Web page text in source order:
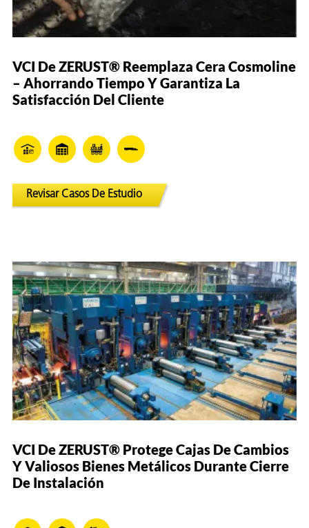
VCI De ZERUST® Reemplaza Cera Cosmoline
– Ahorrando Tiempo Y Garantiza La
Satisfacción Del Cliente
Revisar Casos De Estudio
VCI De ZERUST® Protege Cajas De Cambios
Y Valiosos Bienes Metálicos Durante Cierre
De Instalación